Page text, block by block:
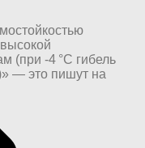
(при -4 °С гибель
— это пишут на